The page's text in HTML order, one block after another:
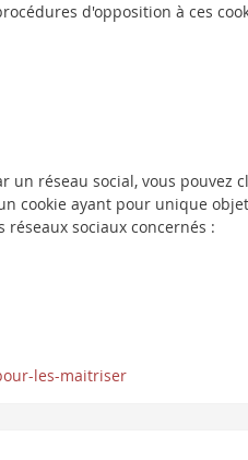
d'opposition à ces
un réseau social, vous pouvez
cookie ayant pour unique
sociaux concernés :
les-maitriser